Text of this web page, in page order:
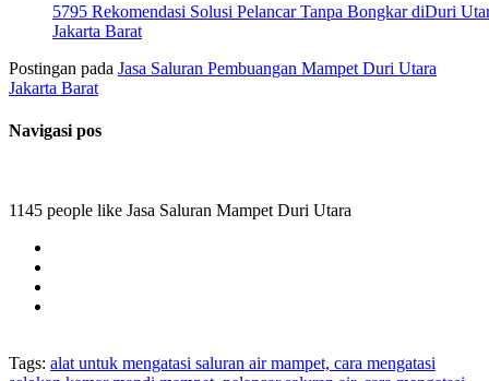
5795 Rekomendasi Solusi Pelancar Tanpa Bongkar diDuri
Jakarta Barat
Postingan pada Jasa Saluran Pembuangan Mampet Duri Utara
Jakarta Barat
Navigasi pos
1145 people like Jasa Saluran Mampet Duri Utara
Tags: alat untuk mengatasi saluran air mampet, cara mengatasi